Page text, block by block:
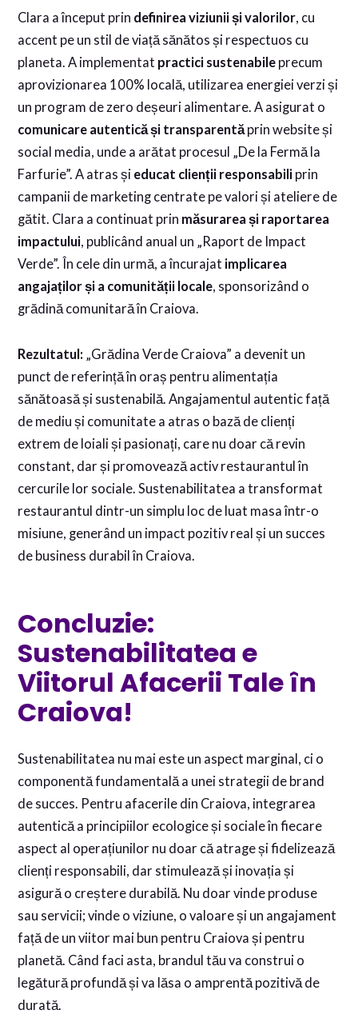
Clara a început prin definirea viziunii și valorilor, cu
accent pe un stil de viață sănătos și respectuos cu
planeta. A implementat practici sustenabile precum
aprovizionarea 100% locală, utilizarea energiei verzi și
un program de zero deșeuri alimentare. A asigurat o
comunicare autentică și transparentăprin website și
social media, unde a arătat procesul „De la Fermă la
Farfurie”. A atras și educat clienții responsabili prin
campanii de marketing centrate pe valori și ateliere de
gătit. Clara a continuat prin măsurarea și raportarea
impactului, publicând anual un „Raport de Impact
Verde”. În cele din urmă, a încurajat implicarea
angajaților și a comunității locale, sponsorizând o
grădină comunitară în Craiova.
Rezultatul: „Grădina Verde Craiova” a devenit un
punct de referință în oraș pentru alimentația
sănătoasă și sustenabilă. Angajamentul autentic față
de mediu și comunitate a atras o bază de clienți
extrem de loiali și pasionați, care nu doar că revin
constant, dar și promovează activ restaurantul în
cercurile lor sociale. Sustenabilitatea a transformat
restaurantul dintr-un simplu loc de luat masa într-o
misiune, generând un impact pozitiv real și un succes
de business durabil în Craiova.
Concluzie:
Sustenabilitatea e
Viitorul Afacerii Tale în
Craiova!
Sustenabilitatea nu mai este un aspect marginal, ci o
componentă fundamentală a unei strategii de brand
de succes. Pentru afacerile din Craiova, integrarea
autentică a principiilor ecologice și sociale în fiecare
aspect al operațiunilor nu doar că atrage și fidelizează
clienți responsabili, dar stimulează și inovația și
asigură o creștere durabilă. Nu doar vinde produse
sau servicii; vinde o viziune, o valoare și un angajament
față de un viitor mai bun pentru Craiova și pentru
planetă. Când faci asta, brandul tău va construi o
legătură profundă și va lăsa o amprentă pozitivă de
durată.